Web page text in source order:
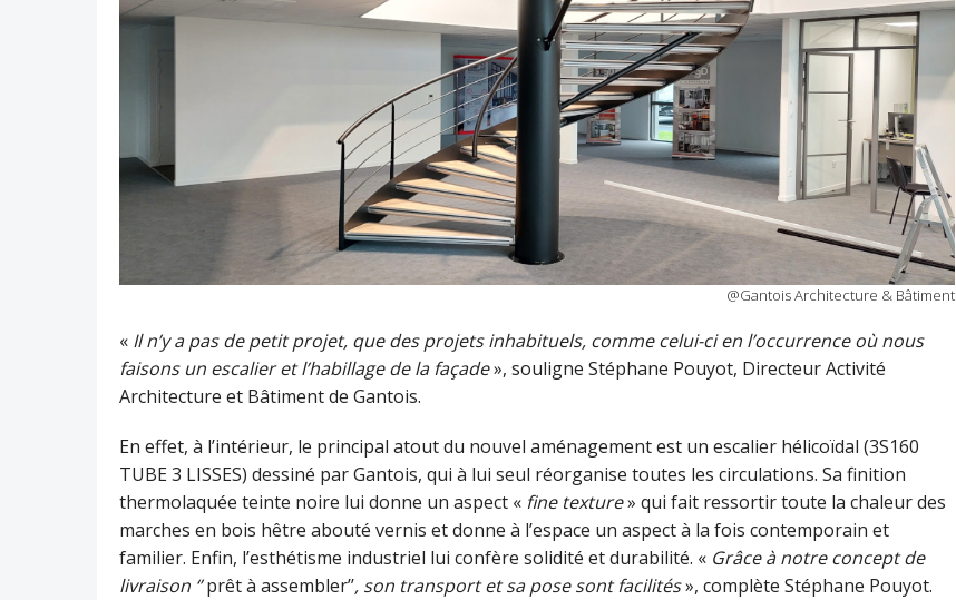
@Gantois Architecture & Bâtiment
« Il n’y a pas de petit projet, que des projets inhabituels, comme celui-ci en l’occurrence où nous
faisons un escalier et l’habillage de la façade», souligne Stéphane Pouyot, Directeur Activité
Architecture et Bâtiment de Gantois.
En effet, à l’intérieur, le principal atout du nouvel aménagement est un escalier hélicoïdal (3S160
TUBE 3 LISSES) dessiné par Gantois, qui à lui seul réorganise toutes les circulations. Sa finition
thermolaquée teinte noire lui donne un aspect « fine texture» qui fait ressortir toute la chaleur des
marches en bois hêtre abouté vernis et donne à l’espace un aspect à la fois contemporain et
familier. Enfin, l’esthétisme industriel lui confère solidité et durabilité. « Grâce à notre concept de
livraison ‘’prêt à assembler’’, son transport et sa pose sont facilités», complète Stéphane Pouyot.